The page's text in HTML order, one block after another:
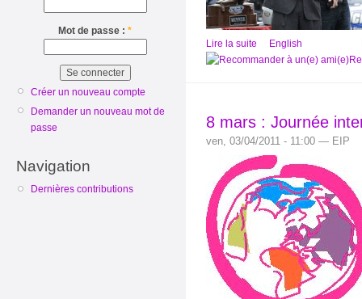
Mot de passe : *
Créer un nouveau compte
Demander un nouveau mot de
passe
Navigation
Dernières contributions
Lire la suite
English
8 mars : Journée
ven, 03/04/2011 - 11:00 — EIP